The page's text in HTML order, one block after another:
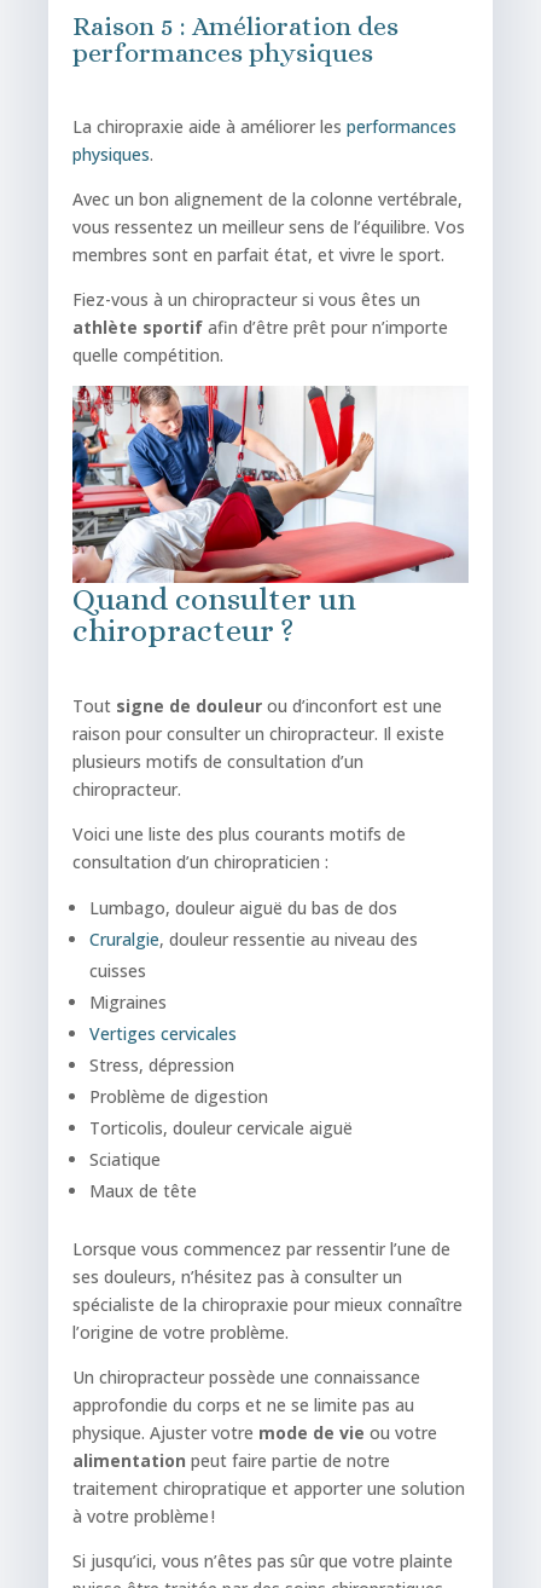
Raison 5 : Amélioration des
performances physiques
La chiropraxie aide à améliorer lesperformances
physiques.
Avec un bon alignement de la colonne vertébrale,
vous ressentez un meilleur sens de l’équilibre. Vos
membres sont en parfait état, et vivre le sport.
Fiez-vous à un chiropracteur si vous êtes un
athlète sportif afin d’être prêt pour n’importe
quelle compétition.
Quand consulter un
chiropracteur ?
Tout signe de douleur ou d’inconfort est une
raison pour consulter un chiropracteur. Il existe
plusieurs motifs de consultation d’un
chiropracteur.
Voici une liste des plus courants motifs de
consultation d’un chiropraticien :
Lumbago, douleur aiguë du bas de dos
Cruralgie, douleur ressentie au niveau des
cuisses
Migraines
Vertiges cervicales
Stress, dépression
Problème de digestion
Torticolis, douleur cervicale aiguë
Sciatique
Maux de tête
Lorsque vous commencez par ressentir l’une de
ses douleurs, n’hésitez pas à consulter un
spécialiste de la chiropraxie pour mieux connaître
l’origine de votre problème.
Un chiropracteur possède une connaissance
approfondie du corps et ne se limite pas au
physique. Ajuster votre mode de vie ou votre
alimentation peut faire partie de notre
traitement chiropratique et apporter une solution
à votre problème !
Si jusqu’ici, vous n’êtes pas sûr que votre plainte